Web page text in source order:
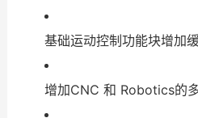
基础运动控制功能块增加
增加CNC 和 Robotics的